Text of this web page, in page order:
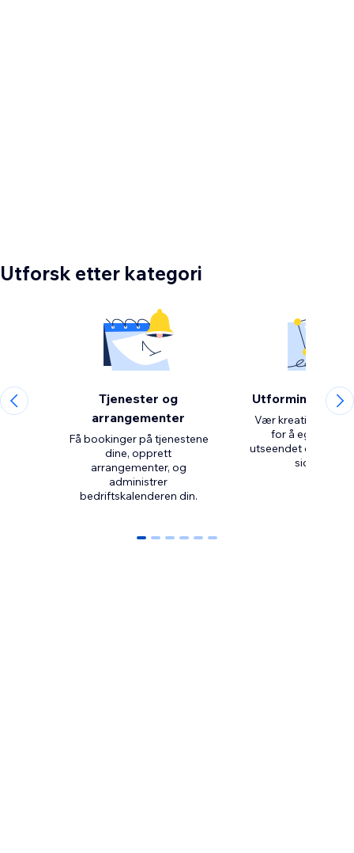
Utforsk etter kategori
Tjenester og
arrangementer
Få bookinger på tjenestene
dine, opprett
arrangementer, og
administrer
bedriftskalenderen din.
Vær kreativ med
for å
utseendet og
0 1 2 3 4 5